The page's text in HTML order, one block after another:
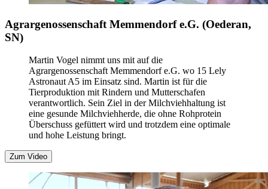
Agrargenossenschaft Memmendorf e.G. (Oederan,
SN)
Martin Vogel nimmt uns mit auf die
Agrargenossenschaft Memmendorf e.G. wo 15 Lely
Astronaut A5 im Einsatz sind. Martin ist für die
Tierproduktion mit Rindern und Mutterschafen
verantwortlich. Sein Ziel in der Milchviehhaltung ist
eine gesunde Milchviehherde, die ohne Rohprotein
Überschuss gefüttert wird und trotzdem eine optimale
und hohe Leistung bringt.
Zum Video